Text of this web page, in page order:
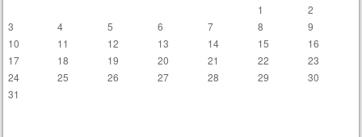
1
2
3
4 5 6 7 8
9
10
11 12 13 14 15
16
17
18 19 20 21 22
23
24
25 26 27 28 29
30
31